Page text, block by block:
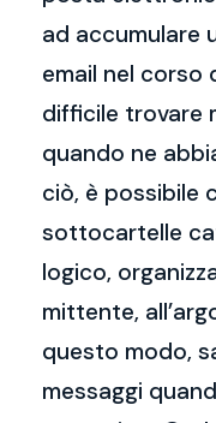
ad accumulare
email nel corso
difficile trovare
quando ne
ciò, è possibile
sottocartelle
logico,
mittente,
questo modo,
messaggi